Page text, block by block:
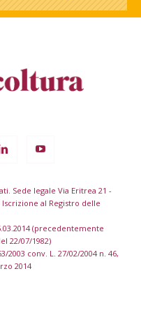
Sede legale Via Eritrea 21 -
al Registro delle
(precedentemente
22/07/1982)
2003 conv. L. 27/02/2004 n. 46,
2014